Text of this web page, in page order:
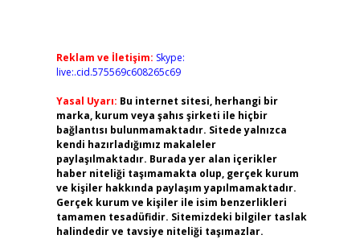
Reklam ve İletişim: Skype:
live:.cid.575569c608265c69
Yasal Uyarı: Bu internet sitesi, herhangi bir
marka, kurum veya şahıs şirketi ile hiçbir
bağlantısı bulunmamaktadır. Sitede yalnızca
kendi hazırladığımız makaleler
paylaşılmaktadır. Burada yer alan içerikler
haber niteliği taşımamakta olup, gerçek kurum
ve kişiler hakkında paylaşım yapılmamaktadır.
Gerçek kurum ve kişiler ile isim benzerlikleri
tamamen tesadüfidir. Sitemizdeki bilgiler taslak
halindedir ve tavsiye niteliği taşımazlar.